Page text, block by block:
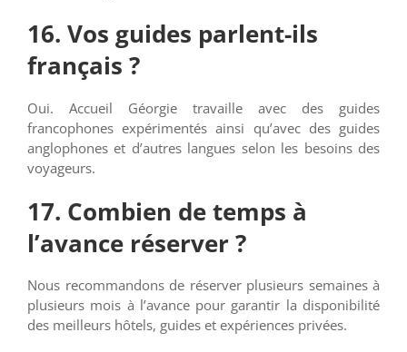
16. Vos guides parlent-ils
français ?
Oui. Accueil Géorgie travaille avec des guides
francophones expérimentés ainsi qu’avec des guides
anglophones et d’autres langues selon les besoins des
voyageurs.
17. Combien de temps à
l’avance réserver ?
Nous recommandons de réserver plusieurs semaines à
plusieurs mois à l’avance pour garantir la disponibilité
des meilleurs hôtels, guides et expériences privées.